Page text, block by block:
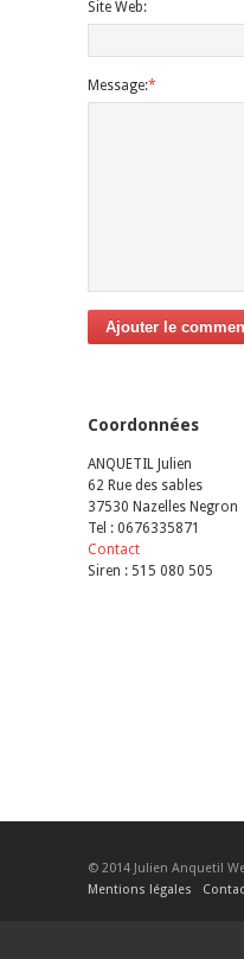
Site Web:
Message:*
Ajouter le
Coordonnées
ANQUETIL Julien
62 Rue des sables
37530 Nazelles Negron
Tel : 0676335871
Contact
Siren : 515 080 505
© 2014 Julien Anquetil
Mentions légales